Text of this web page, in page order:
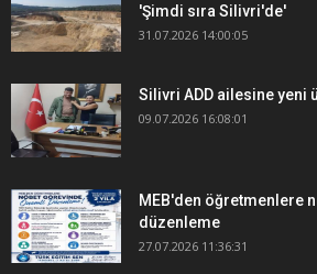
'Şimdi sıra Silivri'de'
31.07.2026 14:00:05
Silivri ADD ailesine yeni
09.07.2026 16:08:01
MEB'den öğretmenlere
düzenleme
27.07.2026 11:36:31